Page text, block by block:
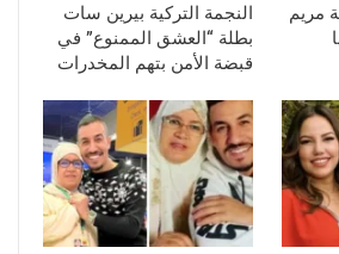
مريم
النجمة التركية بيرين سات
بطلة “العشق الممنوع” في
قبضة الأمن بتهم المخدرات